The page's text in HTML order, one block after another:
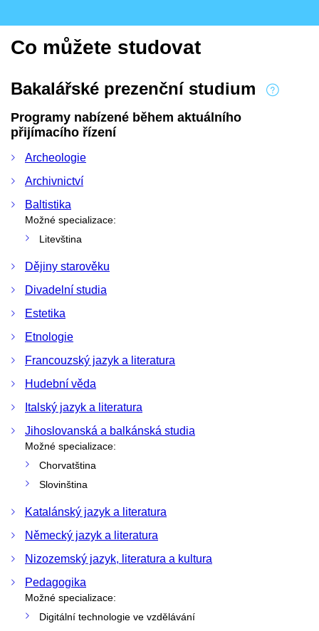
Co můžete studovat
Bakalářské prezenční studium
Programy nabízené během aktuálního
přijímacího řízení
Archeologie
Archivnictví
Baltistika
Možné specializace:
Litevština
Dějiny starověku
Divadelní studia
Estetika
Etnologie
Francouzský jazyk a literatura
Hudební věda
Italský jazyk a literatura
Jihoslovanská a balkánská studia
Možné specializace:
Chorvatština
Slovinština
Katalánský jazyk a literatura
Německý jazyk a literatura
Nizozemský jazyk, literatura a kultura
Pedagogika
Možné specializace:
Digitální technologie ve vzdělávání